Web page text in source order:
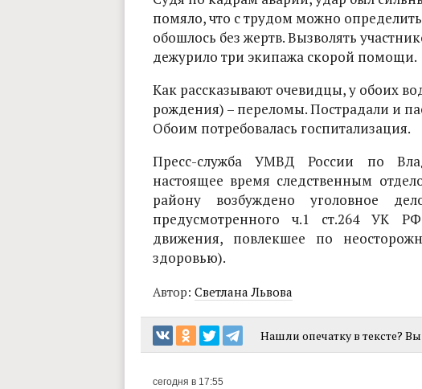
помяло, что с трудом можно
обошлось без жертв. Вызволять
дежурило три экипажа скорой помощи.
Как рассказывают очевидцы, у обоих
рождения) – переломы. Пострадали и
Обоим потребовалась госпитализация.
Пресс-служба УМВД России по
настоящее время следственным
району возбуждено уголовное
предусмотренного ч.1 ст.264 УК
движения, повлекшее по
здоровью).
Автор: Светлана Львова
Нашли опечатку в тексте?
сегодня в 17:55